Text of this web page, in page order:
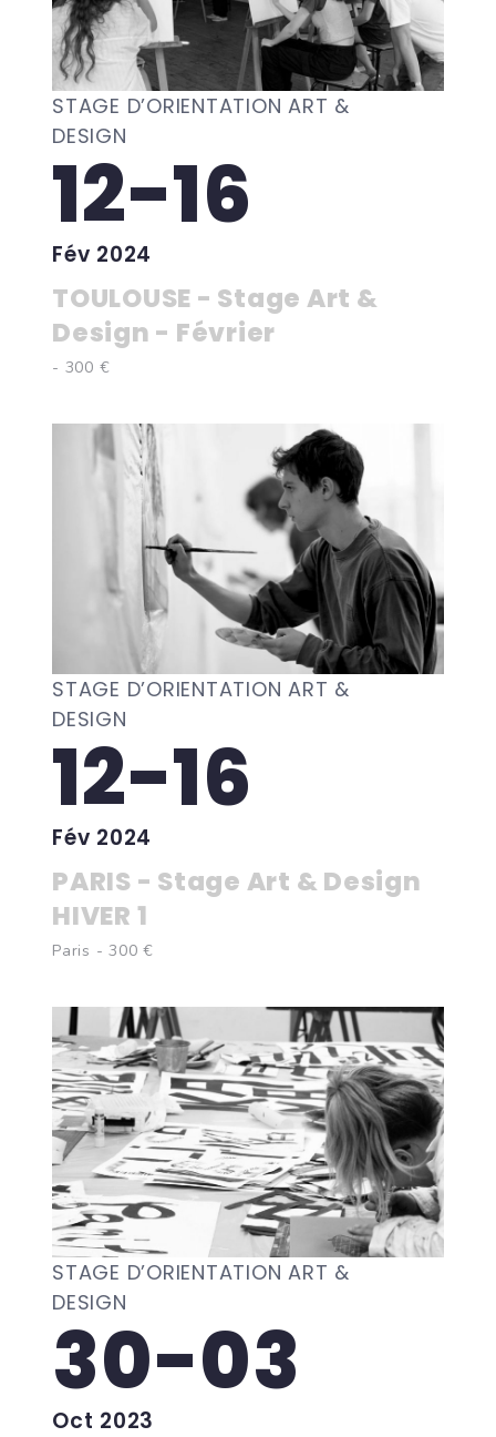
STAGE D’ORIENTATION ART &
DESIGN
12-16
Fév 2024
TOULOUSE - Stage Art &
Design - Février
- 300 €
STAGE D’ORIENTATION ART &
DESIGN
12-16
Fév 2024
PARIS - Stage Art & Design
HIVER 1
Paris - 300 €
STAGE D’ORIENTATION ART &
DESIGN
30-03
Oct 2023